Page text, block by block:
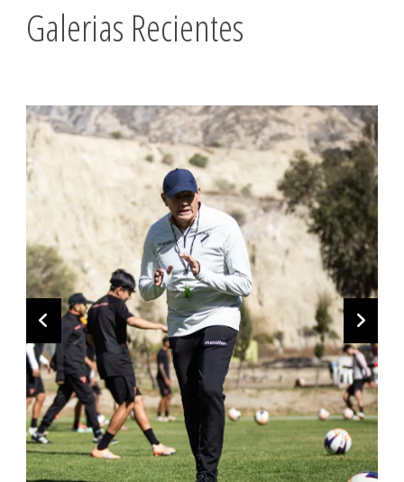
Galerias Recientes